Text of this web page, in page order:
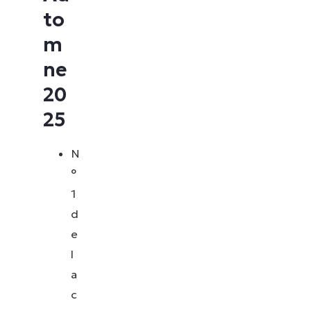
to
m
ne
20
25
N
°
1
d
e
l
a
c